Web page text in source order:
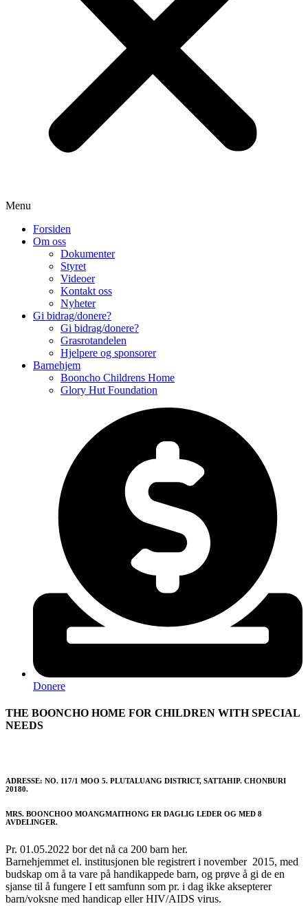
Menu
Forsiden
Om oss
Dokumenter
Styret
Videoer
Kontakt oss
Nyheter
Gi bidrag/donere?
Gi bidrag/donere?
Grasrotandelen
Hjelpere og sponsorer
Barnehjem
Booncho Childrens Home
Glory Hut Foundation
Donere
THE BOONCHO HOME FOR CHILDREN WITH SPECIAL
NEEDS
ADRESSE: NO. 117/1 MOO 5. PLUTALUANG DISTRICT, SATTAHIP. CHONBURI
20180.
MRS. BOONCHOO MOANGMAITHONG ER DAGLIG LEDER OG MED 8
AVDELINGER.
Pr. 01.05.2022 bor det nå ca 200 barn her.
Barnehjemmet el. institusjonen ble registrert i november 2015, med
budskap om å ta vare på handikappede barn, og prøve å gi de en
sjanse til å fungere I ett samfunn som pr. i dag ikke aksepterer
barn/voksne med handicap eller HIV/AIDS virus.